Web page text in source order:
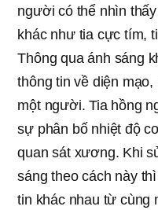
người có thể nhìn
khác như tia cực tím,
Thông qua ánh sáng
thông tin về diện
một người. Tia hồng
sự phân bố nhiệt độ
quan sát xương. Khi
sáng theo cách này
tin khác nhau từ cùng